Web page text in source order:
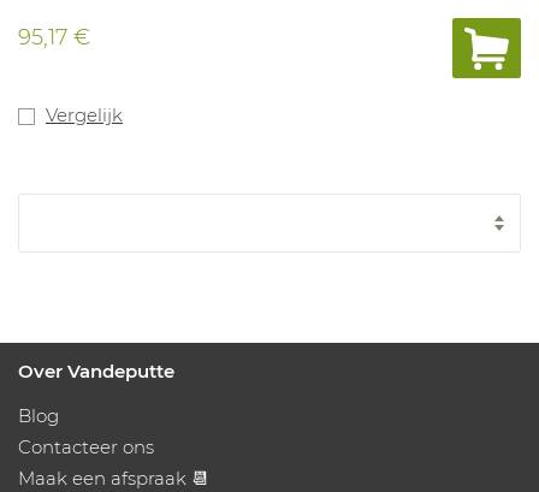
95,17 €
Vergelijk
Over Vandeputte
Blog
Contacteer ons
Maak een afspraak 📆